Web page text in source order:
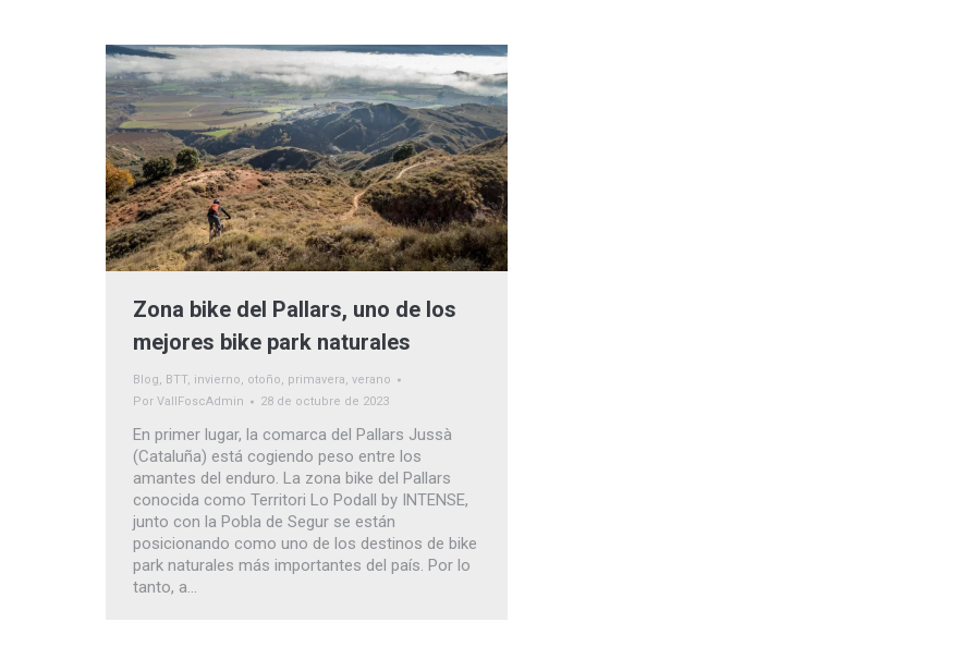
Zona bike del Pallars, uno de los
mejores bike park naturales
Blog, BTT, invierno, otoño, primavera, verano
Por VallFoscAdmin 28 de octubre de 2023
En primer lugar, la comarca del Pallars Jussà
(Cataluña) está cogiendo peso entre los
amantes del enduro. La zona bike del Pallars
conocida como Territori Lo Podall by INTENSE,
junto con la Pobla de Segur se están
posicionando como uno de los destinos de bike
park naturales más importantes del país. Por lo
tanto, a…